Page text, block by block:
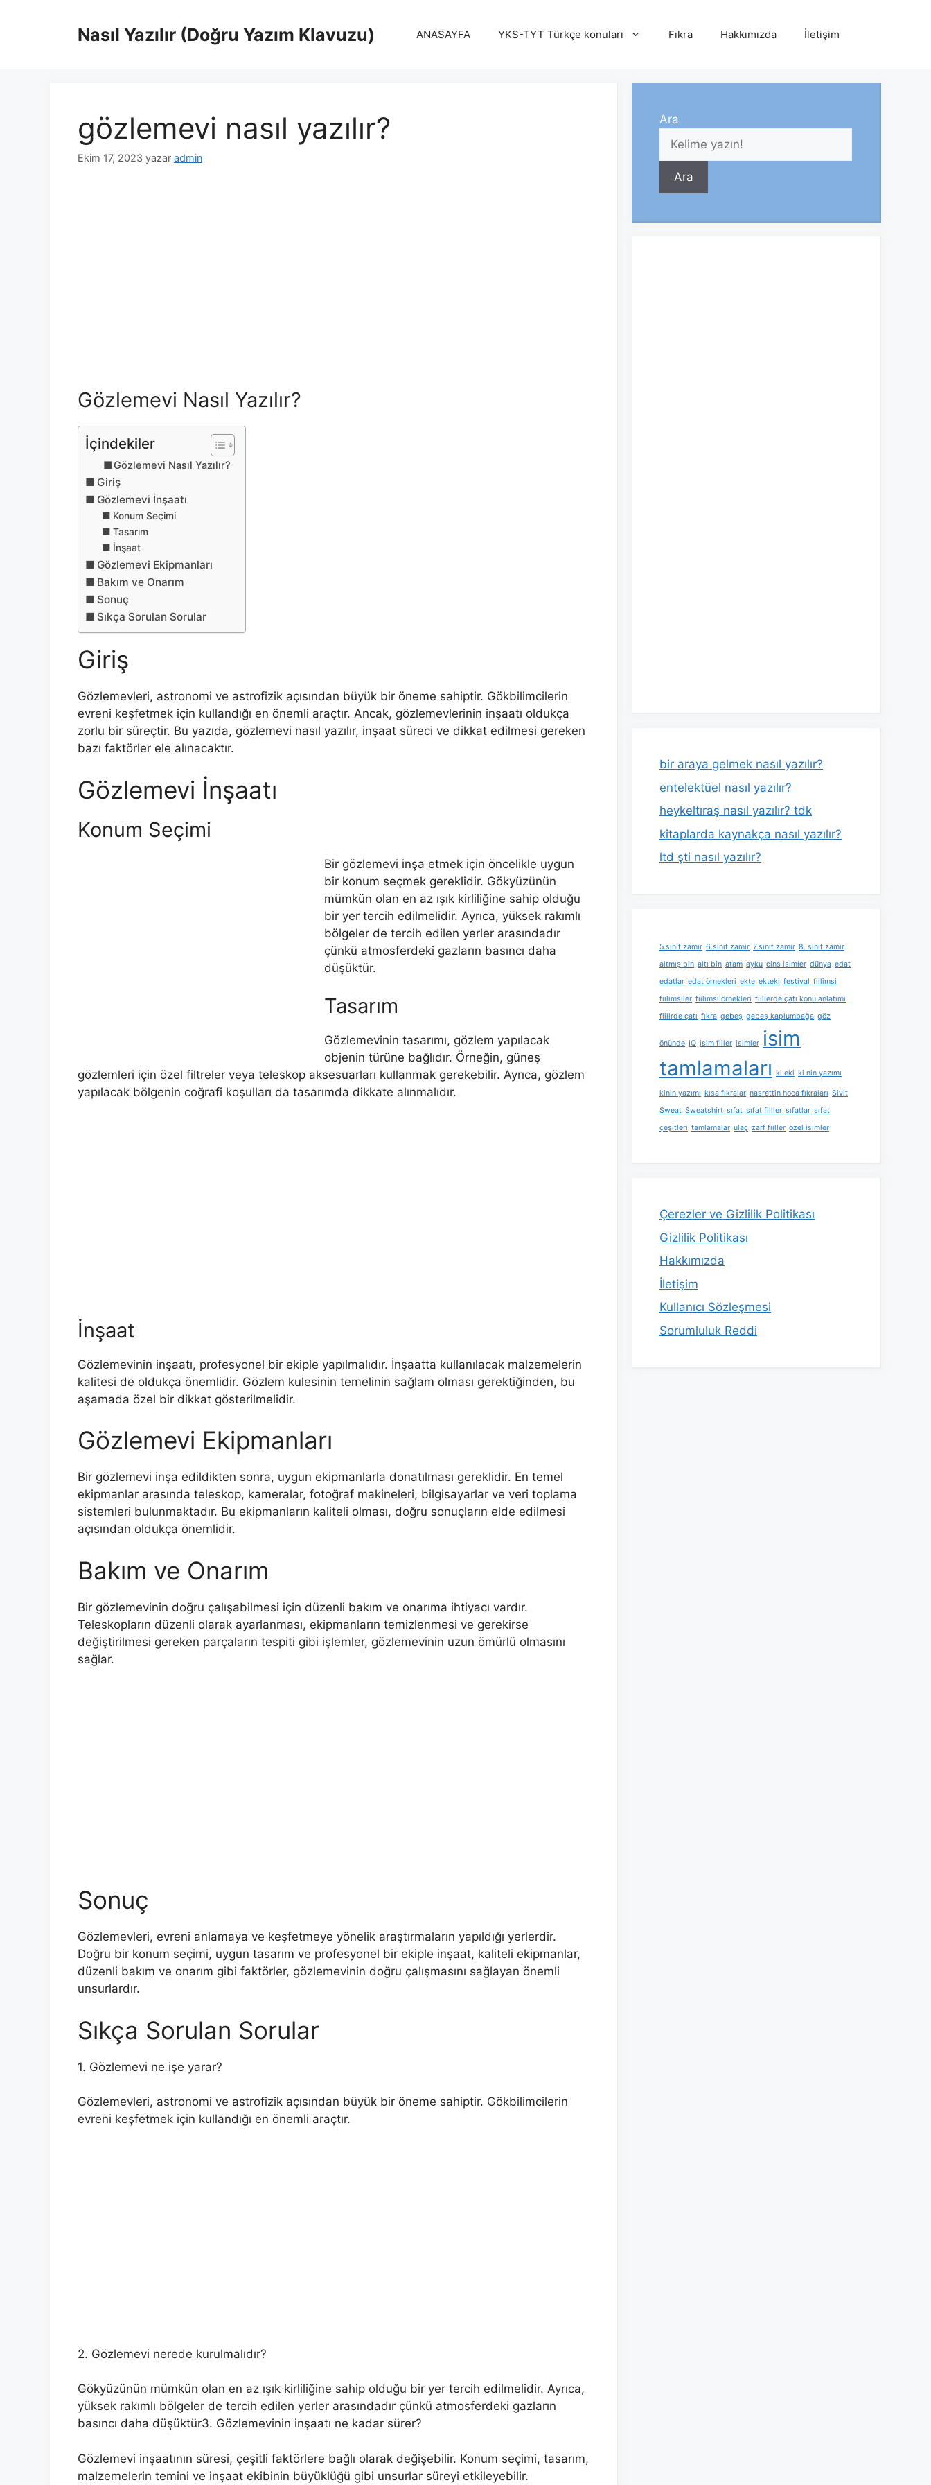
Nasıl Yazılır (Doğru Yazım Klavuzu) ANASAYFA YKS-TYT Türkçe konuları Fıkra Hakkımızda İletişim
gözlemevi nasıl yazılır?
Ekim 17, 2023 yazar admin
Gözlemevi Nasıl Yazılır?
İçindekiler
Gözlemevi Nasıl Yazılır?
Giriş
Gözlemevi İnşaatı
Konum Seçimi
Tasarım
İnşaat
Gözlemevi Ekipmanları
Bakım ve Onarım
Sonuç
Sıkça Sorulan Sorular
Giriş
Gözlemevleri, astronomi ve astrofizik açısından büyük bir öneme sahiptir. Gökbilimcilerin
evreni keşfetmek için kullandığı en önemli araçtır. Ancak, gözlemevlerinin inşaatı oldukça
zorlu bir süreçtir. Bu yazıda, gözlemevi nasıl yazılır, inşaat süreci ve dikkat edilmesi gereken
bazı faktörler ele alınacaktır.
Gözlemevi İnşaatı
Konum Seçimi
Bir gözlemevi inşa etmek için öncelikle uygun
bir konum seçmek gereklidir. Gökyüzünün
mümkün olan en az ışık kirliliğine sahip olduğu
bir yer tercih edilmelidir. Ayrıca, yüksek rakımlı
bölgeler de tercih edilen yerler arasındadır
çünkü atmosferdeki gazların basıncı daha
düşüktür.
Tasarım
Gözlemevinin tasarımı, gözlem yapılacak
objenin türüne bağlıdır. Örneğin, güneş
gözlemleri için özel filtreler veya teleskop aksesuarları kullanmak gerekebilir. Ayrıca, gözlem
yapılacak bölgenin coğrafi koşulları da tasarımda dikkate alınmalıdır.
İnşaat
Gözlemevinin inşaatı, profesyonel bir ekiple yapılmalıdır. İnşaatta kullanılacak malzemelerin
kalitesi de oldukça önemlidir. Gözlem kulesinin temelinin sağlam olması gerektiğinden, bu
aşamada özel bir dikkat gösterilmelidir.
Gözlemevi Ekipmanları
Bir gözlemevi inşa edildikten sonra, uygun ekipmanlarla donatılması gereklidir. En temel
ekipmanlar arasında teleskop, kameralar, fotoğraf makineleri, bilgisayarlar ve veri toplama
sistemleri bulunmaktadır. Bu ekipmanların kaliteli olması, doğru sonuçların elde edilmesi
açısından oldukça önemlidir.
Bakım ve Onarım
Bir gözlemevinin doğru çalışabilmesi için düzenli bakım ve onarıma ihtiyacı vardır.
Teleskopların düzenli olarak ayarlanması, ekipmanların temizlenmesi ve gerekirse
değiştirilmesi gereken parçaların tespiti gibi işlemler, gözlemevinin uzun ömürlü olmasını
sağlar.
Sonuç
Gözlemevleri, evreni anlamaya ve keşfetmeye yönelik araştırmaların yapıldığı yerlerdir.
Doğru bir konum seçimi, uygun tasarım ve profesyonel bir ekiple inşaat, kaliteli ekipmanlar,
düzenli bakım ve onarım gibi faktörler, gözlemevinin doğru çalışmasını sağlayan önemli
unsurlardır.
Sıkça Sorulan Sorular
1. Gözlemevi ne işe yarar?
Gözlemevleri, astronomi ve astrofizik açısından büyük bir öneme sahiptir. Gökbilimcilerin
evreni keşfetmek için kullandığı en önemli araçtır.
2. Gözlemevi nerede kurulmalıdır?
Gökyüzünün mümkün olan en az ışık kirliliğine sahip olduğu bir yer tercih edilmelidir. Ayrıca,
yüksek rakımlı bölgeler de tercih edilen yerler arasındadır çünkü atmosferdeki gazların
basıncı daha düşüktür3. Gözlemevinin inşaatı ne kadar sürer?
Gözlemevi inşaatının süresi, çeşitli faktörlere bağlı olarak değişebilir. Konum seçimi, tasarım,
malzemelerin temini ve inşaat ekibinin büyüklüğü gibi unsurlar süreyi etkileyebilir.
Ara
Ara
bir araya gelmek nasıl yazılır?
entelektüel nasıl yazılır?
heykeltıraş nasıl yazılır? tdk
kitaplarda kaynakça nasıl yazılır?
ltd şti nasıl yazılır?
5.sınıf zamir 6.sınıf zamir 7.sınıf zamir 8. sınıf zamir
altmış bin altı bin atam ayku cins isimler dünya edat
edatlar edat örnekleri ekte ekteki festival fiilimsi
fiilimsiler fiilimsi örnekleri fiillerde çatı konu anlatımı
fiillrde çatı fıkra gebeş gebeş kaplumbağa göz
önünde IQ isim fiiler isimler isim
tamlamaları ki eki ki nin yazımı
kinin yazımı kısa fıkralar nasrettin hoca fıkraları Sivit
Sweat Sweatshirt sıfat sıfat fiiller sıfatlar sıfat
çeşitleri tamlamalar ulaç zarf fiiller özel isimler
Çerezler ve Gizlilik Politikası
Gizlilik Politikası
Hakkımızda
İletişim
Kullanıcı Sözleşmesi
Sorumluluk Reddi